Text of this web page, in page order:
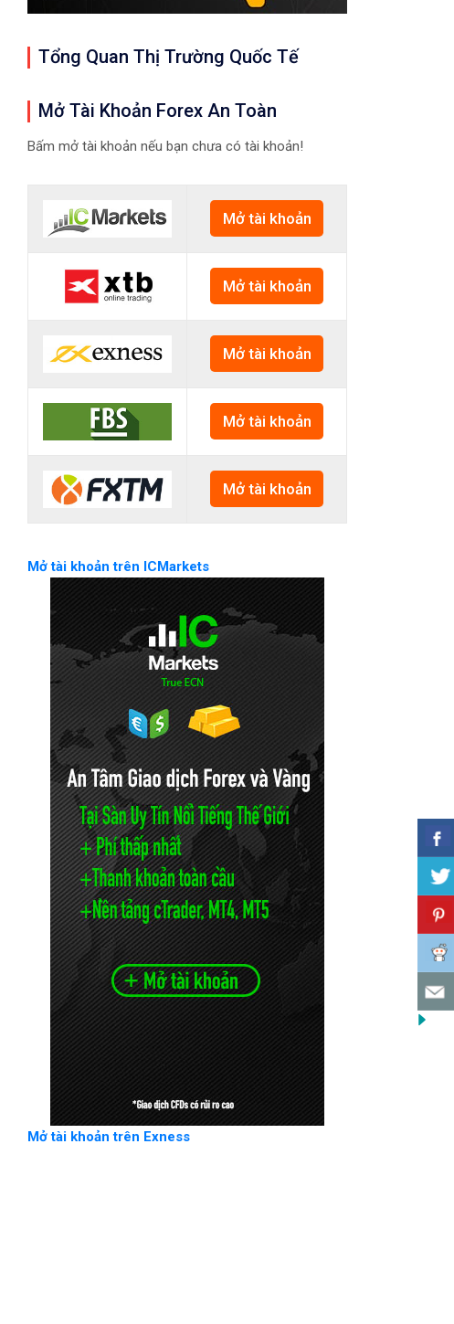
Tổng Quan Thị Trường Quốc Tế
Mở Tài Khoản Forex An Toàn
Bấm mở tài khoản nếu bạn chưa có tài khoản!
Mở tài khoản
Mở tài khoản
Mở tài khoản
Mở tài khoản
Mở tài khoản
Mở tài khoản trên ICMarkets
Mở tài khoản trên Exness